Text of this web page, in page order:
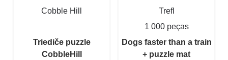
Cobble Hill
Triediče puzzle
CobbleHill
Trefl
1 000 peças
Dogs faster than a train
+ puzzle mat